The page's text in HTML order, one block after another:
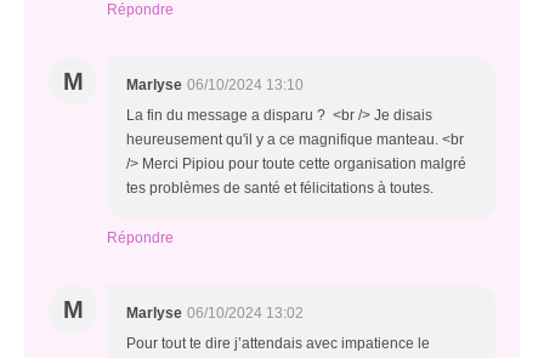
Répondre
M Marlyse 06/10/2024 13:10
La fin du message a disparu ? <br /> Je disais
heureusement qu'il y a ce magnifique manteau. <br
/> Merci Pipiou pour toute cette organisation malgré
tes problèmes de santé et félicitations à toutes.
Répondre
M Marlyse 06/10/2024 13:02
Pour tout te dire j’attendais avec impatience le